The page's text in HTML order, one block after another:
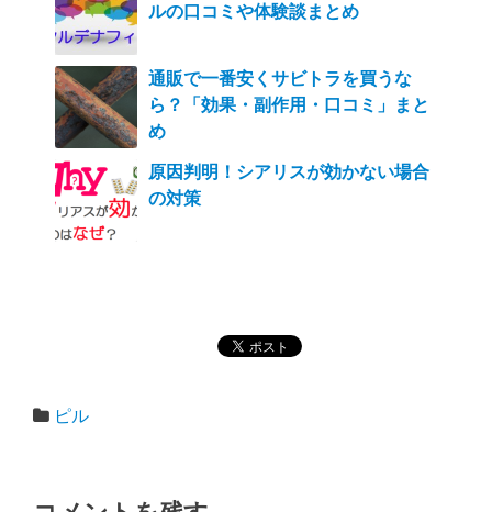
ルの口コミや体験談まとめ
通販で一番安くサビトラを買うな
ら？「効果・副作用・口コミ」まと
め
原因判明！シアリスが効かない場合
の対策
ピル